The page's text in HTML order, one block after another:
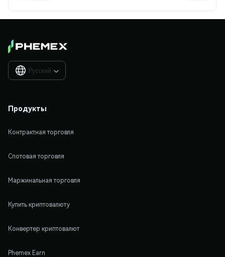
Русский 
Продукты
Контрактная торговля
Спотовая торговля
Маржинальная торговля
Купить криптовалюту
Конвертер криптовалют
Phemex Earn